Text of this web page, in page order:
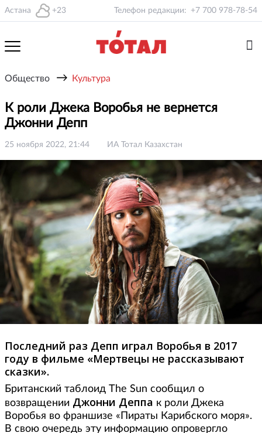
Астана +23 Телефон редакции: +7 700 978-78-54
Общество → Культура
К роли Джека Воробья не вернется
Джонни Депп
25 ноября 2022, 21:44 ИА Тотал Казахстан
Последний раз Депп играл Воробья в 2017
году в фильме «Мертвецы не рассказывают
сказки».
Британский таблоид The Sun сообщил о
возвращении Джонни Деппа к роли Джека
Воробья во франшизе «Пираты Карибского моря».
В свою очередь эту информацию опровергло